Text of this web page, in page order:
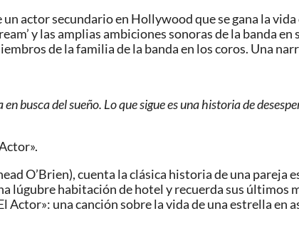
actor secundario en Hollywood que se gana la
y las amplias ambiciones sonoras de la banda
de la familia de la banda en los coros. Una
busca del sueño. Lo que sigue es una historia de
O’Brien), cuenta la clásica historia de una pareja
lúgubre habitación de hotel y recuerda sus
Actor»: una canción sobre la vida de una estrella en